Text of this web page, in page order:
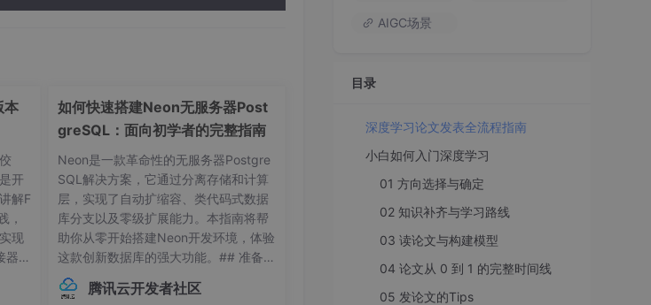
任务对计算量敏感吗？对显存敏感吗？对
加几行代码且无额外参数的模块；如果只有
的相对位置卷积，通常能水一篇 worksho
强算子设一个概率表，用贝叶斯搜索找最
本
开
解F
，
现
器版
疼
如何快速搭建Neon无服务器Post
greSQL：面向初学者的完整指南
Neon是一款革命性的无服务器Postgre
SQL解决方案，它通过分离存储和计算
层，实现了自动扩缩容、类代码式数据
库分支以及零级扩展能力。本指南将帮
助你从零开始搭建Neon开发环境，体验
这款创新数据库的强大功能。## 准备工
作：环境要求与依赖项在开始搭建Neon
环境前，请确保你的系统满足以下要
腾讯云开发者社区
AIGC场景
目录
深度学习论文发表全流程指南
小白如何入门深度学习
01 方向选择与确定
02 知识补齐与学习路线
03 读论文与构建模型
04 论文从 0 到 1 的完整时间线
05 发论文的Tips